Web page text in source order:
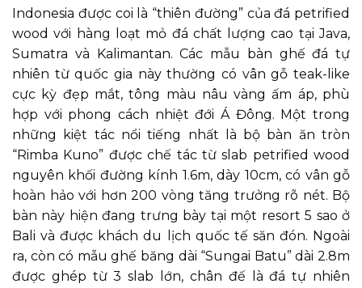
Indonesia được coi là “thiên đường” của đá petrified
wood với hàng loạt mỏ đá chất lượng cao tại Java,
Sumatra và Kalimantan. Các mẫu bàn ghế đá tự
nhiên từ quốc gia này thường có vân gỗ teak-like
cực kỳ đẹp mắt, tông màu nâu vàng ấm áp, phù
hợp với phong cách nhiệt đới Á Đông. Một trong
những kiệt tác nổi tiếng nhất là bộ bàn ăn tròn
“Rimba Kuno” được chế tác từ slab petrified wood
nguyên khối đường kính 1.6m, dày 10cm, có vân gỗ
hoàn hảo với hơn 200 vòng tăng trưởng rõ nét. Bộ
bàn này hiện đang trưng bày tại một resort 5 sao ở
Bali và được khách du lịch quốc tế săn đón. Ngoài
ra, còn có mẫu ghế băng dài “Sungai Batu” dài 2.8m
được ghép từ 3 slab lớn, chân đế là đá tự nhiên